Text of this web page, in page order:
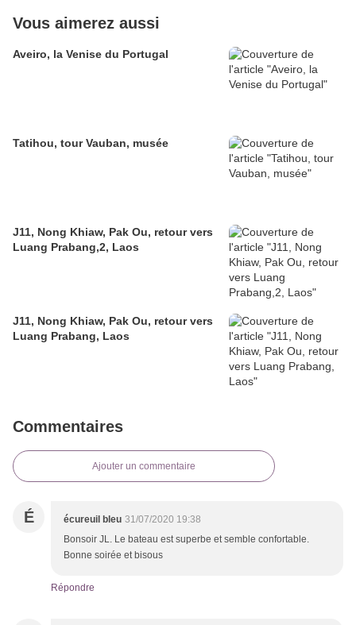
Vous aimerez aussi
Aveiro, la Venise du Portugal
Tatihou, tour Vauban, musée
J11, Nong Khiaw, Pak Ou, retour vers
Luang Prabang,2, Laos
J11, Nong Khiaw, Pak Ou, retour vers
Luang Prabang, Laos
Commentaires
Ajouter un commentaire
É écureuil bleu 31/07/2020 19:38
Bonsoir JL. Le bateau est superbe et semble confortable.
Bonne soirée et bisous
Répondre